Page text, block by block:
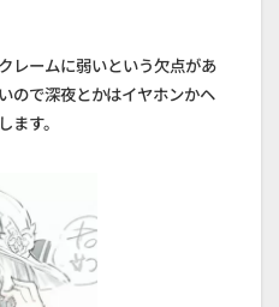
レームに弱いという欠点があ
で深夜とかはイヤホンかヘ
ます。